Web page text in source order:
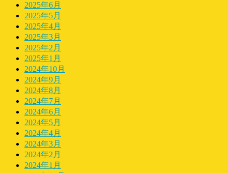
2025年6月
2025年5月
2025年4月
2025年3月
2025年2月
2025年1月
2024年10月
2024年9月
2024年8月
2024年7月
2024年6月
2024年5月
2024年4月
2024年3月
2024年2月
2024年1月